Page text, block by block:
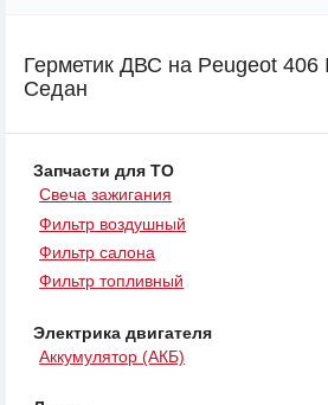
Герметик ДВС на Peugeot 406
Седан
Запчасти для ТО
Свеча зажигания
Фильтр воздушный
Фильтр салона
Фильтр топливный
Электрика двигателя
Аккумулятор (АКБ)